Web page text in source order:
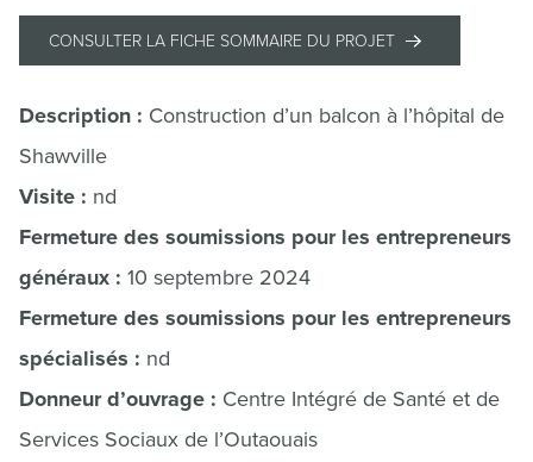
CONSULTER LA FICHE SOMMAIRE DU PROJET
Description : Construction d’un balcon à l’hôpital de
Shawville
Visite : nd
Fermeture des soumissions pour les entrepreneurs
généraux : 10 septembre 2024
Fermeture des soumissions pour les entrepreneurs
spécialisés : nd
Donneur d’ouvrage : Centre Intégré de Santé et de
Services Sociaux de l’Outaouais